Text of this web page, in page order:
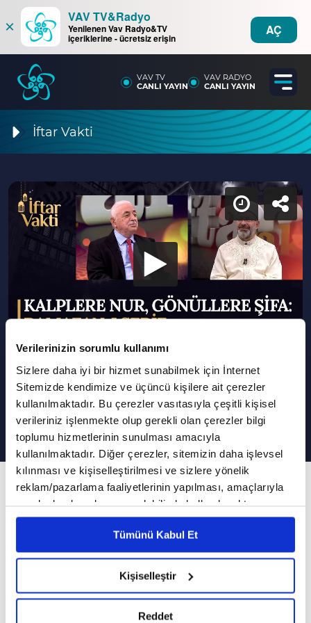
Verilerinizin sorumlu kullanımı
Sizlere daha iyi bir hizmet sunabilmek için İnternet
Sitemizde kendimize ve üçüncü kişilere ait çerezler
kullanılmaktadır. Bu çerezler vasıtasıyla çeşitli kişisel
verileriniz işlenmekte olup gerekli olan çerezler bilgi
toplumu hizmetlerinin sunulması amacıyla
kullanılmaktadır. Diğer çerezler, sitemizin daha işlevsel
kılınması ve kişiselleştirilmesi ve sizlere yönelik
reklam/pazarlama faaliyetlerinin yapılması, amaçlarıyla
sınırlı olarak açık rızanız dahilinde kullanılacaktır.
Çerezlere ilişkin tercihlerinizi çerez paneli vasıtasıyla
belirleyebilirsiniz. Çerezlere ilişkin detaylı bilgi için
Ayarlar butonuna tıklayabilir,Çerez Bilgilendirme
Metnimizi ziyaret edebilirsiniz.
hazırlanmış olan İnternet Sitesi Aydınlatma Metnimizi
okumak ve sitemizi ziyaretiniz kapsamında
Tümünü Kabul Et
Kişiselleştir
Reddet
×
VAV TV&Radyo
Yenilenen Vav Radyo&TV
içeriklerine - ücretsiz erişin
AÇ
VAV TV
CANLI YAYIN
VAV RADYO
CANLI YAYIN
İftar Vakti
Diyanet İşleri Başkanı Prof. Dr. Ali
Erbaş VAV TV'de | İftar Vakti
7. Bölüm
İftar Vakti programının yedinci bölümüne